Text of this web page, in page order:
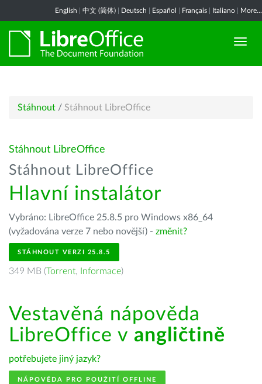
English 中文 (简体) Deutsch Español Français Italiano More...
Stáhnout / Stáhnout LibreOffice
Stáhnout LibreOffice
Stáhnout LibreOffice
Hlavní instalátor
Vybráno: LibreOffice 25.8.5 pro Windows x86_64
(vyžadována verze 7 nebo novější) - změnit?
STÁHNOUT VERZI 25.8.5
349 MB (Torrent, Informace)
Vestavěná nápověda
LibreOffice v angličtině
potřebujete jiný jazyk?
NÁPOVĚDA PRO POUŽITÍ OFFLINE